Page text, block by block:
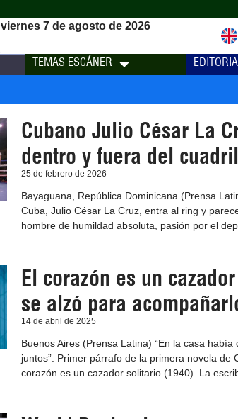
viernes 7 de agosto de 2026
TEMAS ESCÁNER
Cubano Julio César La
dentro y fuera del
25 de febrero de 2026
Bayaguana, República Dominicana (Prensa
Cuba, Julio César La Cruz, entra al ring y
hombre de humildad absoluta, pasión por el
El corazón es un
se alzó para
14 de abril de 2025
Buenos Aires (Prensa Latina) “En la casa
juntos”. Primer párrafo de la primera novela de
corazón es un cazador solitario (1940). La